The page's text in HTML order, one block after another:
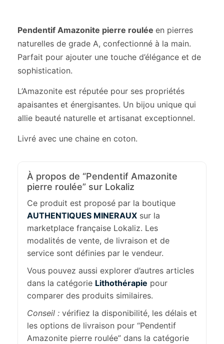
Pendentif Amazonite pierre roulée en pierres
naturelles de grade A, confectionné à la main.
Parfait pour ajouter une touche d’élégance et de
sophistication.
L’Amazonite est réputée pour ses propriétés
apaisantes et énergisantes. Un bijou unique qui
allie beauté naturelle et artisanat exceptionnel.
Livré avec une chaine en coton.
À propos de “Pendentif Amazonite
pierre roulée” sur Lokaliz
Ce produit est proposé par la boutique
AUTHENTIQUES MINERAUX sur la
marketplace française Lokaliz. Les
modalités de vente, de livraison et de
service sont définies par le vendeur.
Vous pouvez aussi explorer d’autres articles
dans la catégorie Lithothérapie pour
comparer des produits similaires.
Conseil : vérifiez la disponibilité, les délais et
les options de livraison pour “Pendentif
Amazonite pierre roulée” dans la catégorie